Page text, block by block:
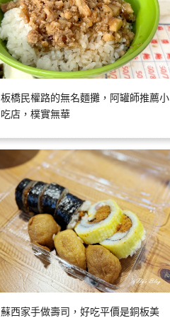
板橋民權路的無名麵攤，阿罐師推薦小
吃店，樸實無華
蘇西家手做壽司，好吃平價是銅板美